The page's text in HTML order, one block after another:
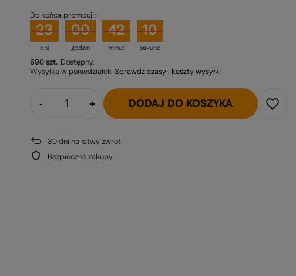
690 szt. Dostępny
Wysyłkaw poniedziałek Sprawdź czasy i koszty wysyłki
Do końca promocji:
dni
23
godzin
00
minut
42
sekund
09
- + DODAJ DO KOSZYKA
30dni na łatwy zwrot
Bezpieczne zakupy